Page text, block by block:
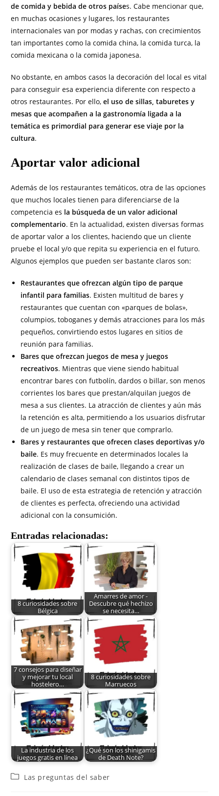
de comida y bebida de otros países. Cabe mencionar que,
en muchas ocasiones y lugares, los restaurantes
internacionales van por modas y rachas, con crecimientos
tan importantes como la comida china, la comida turca, la
comida mexicana o la comida japonesa.
No obstante, en ambos casos la decoración del local es vital
para conseguir esa experiencia diferente con respecto a
otros restaurantes. Por ello,el uso de sillas, taburetes y
mesas que acompañen a la gastronomía ligada a la
temática es primordial para generar ese viaje por la
cultura.
Aportar valor adicional
Además de los restaurantes temáticos, otra de las opciones
que muchos locales tienen para diferenciarse de la
competencia es la búsqueda de un valor adicional
complementario. En la actualidad, existen diversas formas
de aportar valor a los clientes, haciendo que un cliente
pruebe el local y/o que repita su experiencia en el futuro.
Algunos ejemplos que pueden ser bastante claros son:
Restaurantes que ofrezcan algún tipo de parque
infantil para familias. Existen multitud de bares y
restaurantes que cuentan con «parques de bolas»,
columpios, toboganes y demás atracciones para los más
pequeños, convirtiendo estos lugares en sitios de
reunión para familias.
Bares que ofrezcan juegos de mesa y juegos
recreativos. Mientras que viene siendo habitual
encontrar bares con futbolín, dardos o billar, son menos
corrientes los bares que prestan/alquilan juegos de
mesa a sus clientes. La atracción de clientes y aún más
la retención es alta, permitiendo a los usuarios disfrutar
de un juego de mesa sin tener que comprarlo.
Bares y restaurantes que ofrecen clases deportivas y/o
baile. Es muy frecuente en determinados locales la
realización de clases de baile, llegando a crear un
calendario de clases semanal con distintos tipos de
baile. El uso de esta estrategia de retención y atracción
de clientes es perfecta, ofreciendo una actividad
adicional con la consumición.
Entradas relacionadas:
8 curiosidades sobre
Bélgica
Amarres de amor -
Descubre qué hechizo
se necesita…
7 consejos para diseñar
y mejorar tu local
hostelero…
8 curiosidades sobre
Marruecos
La industria de los
juegos gratis en línea
¿Qué son los shinigamis
de Death Note?
Las preguntas del saber